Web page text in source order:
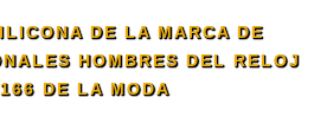
DE LA MARCA DE
HOMBRES DEL RELOJ
DE LA MODA